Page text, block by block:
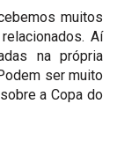
muitos
Aí
na própria
ser muito
a Copa do